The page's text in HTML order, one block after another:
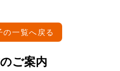
の一覧へ戻る
ご案内